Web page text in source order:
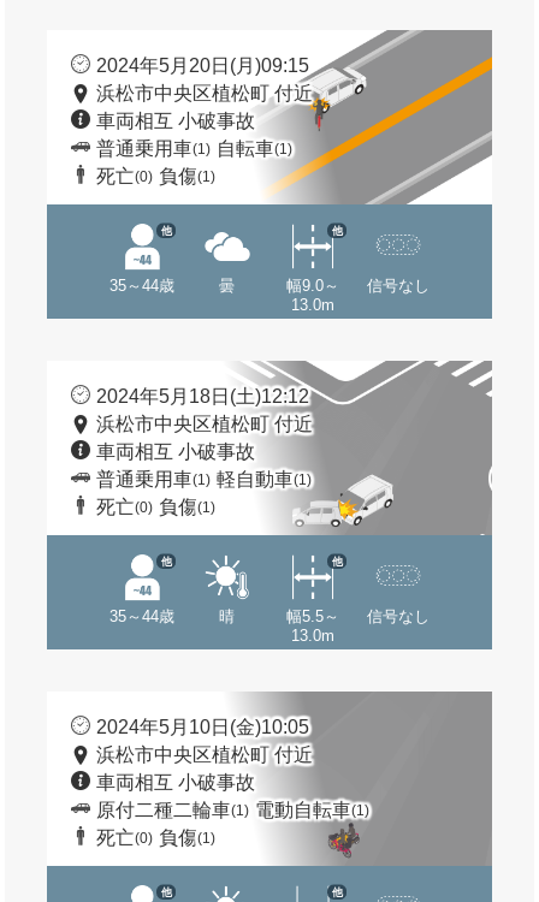
2024年5月20日(月)09:15
浜松市中央区植松町 付近
車両相互 小破事故
普通乗用車(1) 自転車(1)
死亡(0) 負傷(1)
35～44歳
他
曇
幅9.0～
13.0m
他
信号なし
2024年5月18日(土)12:12
浜松市中央区植松町 付近
車両相互 小破事故
普通乗用車(1) 軽自動車(1)
死亡(0) 負傷(1)
35～44歳
他
晴
幅5.5～
13.0m
他
信号なし
2024年5月10日(金)10:05
浜松市中央区植松町 付近
車両相互 小破事故
原付二種二輪車(1) 電動自転車(1)
死亡(0) 負傷(1)
他 他